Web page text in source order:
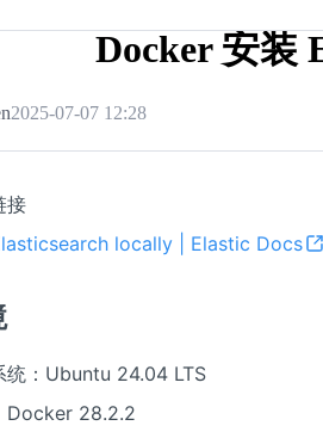
Docker 安装
2025-07-07 12:28
接
locally | Elastic Docs
统：Ubuntu 24.04 LTS
Docker 28.2.2